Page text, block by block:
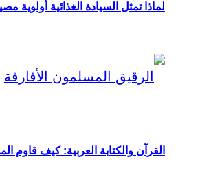
لماذا تمثل السيادة الغذائية أولوية
القرآن والكتابة العربية: كيف قاوم